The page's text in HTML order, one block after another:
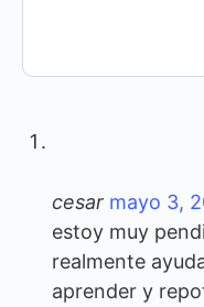
cesar mayo 3,
estoy muy
realmente
aprender y